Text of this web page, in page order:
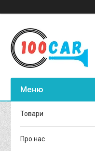
Товари
Про нас